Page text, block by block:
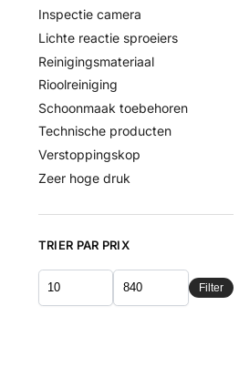
Inspectie camera
Lichte reactie sproeiers
Reinigingsmateriaal
Rioolreiniging
Schoonmaak toebehoren
Technische producten
Verstoppingskop
Zeer hoge druk
TRIER PAR PRIX
Filter